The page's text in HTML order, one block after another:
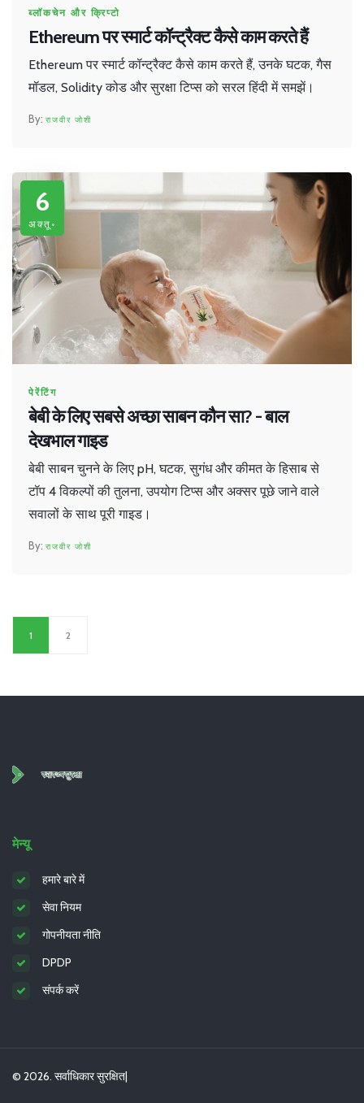
ब्लॉकचेन और क्रिप्टो
Ethereum पर स्मार्ट कॉन्ट्रैक्ट कैसे काम करते हैं
Ethereum पर स्मार्ट कॉन्ट्रैक्ट कैसे काम करते हैं, उनके घटक, गैस
मॉडल, Solidity कोड और सुरक्षा टिप्स को सरल हिंदी में समझें।
राजवीर जोशी
6
अक्तू॰
पेरेंटिंग
बेबी के लिए सबसे अच्छा साबन कौन सा? - बाल
देखभाल गाइड
बेबी साबन चुनने के लिए pH, घटक, सुगंध और कीमत के हिसाब से
टॉप 4 विकल्पों की तुलना, उपयोग टिप्स और अक्सर पूछे जाने वाले
सवालों के साथ पूरी गाइड।
राजवीर जोशी
1 2
मेन्यू
हमारे बारे में
सेवा नियम
गोपनीयता नीति
DPDP
संपर्क करें
© 2026. सर्वाधिकार सुरक्षित|